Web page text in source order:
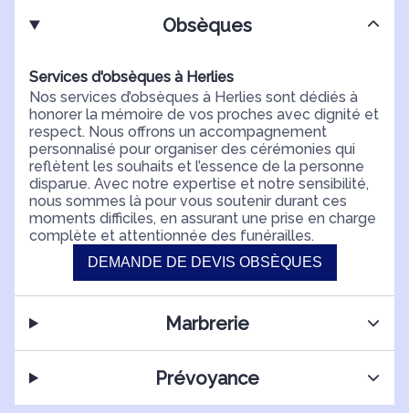
Obsèques
Services d'obsèques à Herlies
Nos services d’obsèques à Herlies sont dédiés à
honorer la mémoire de vos proches avec dignité et
respect. Nous offrons un accompagnement
personnalisé pour organiser des cérémonies qui
reflètent les souhaits et l’essence de la personne
disparue. Avec notre expertise et notre sensibilité,
nous sommes là pour vous soutenir durant ces
moments difficiles, en assurant une prise en charge
complète et attentionnée des funérailles.
DEMANDE DE DEVIS OBSÈQUES
Marbrerie
Prévoyance